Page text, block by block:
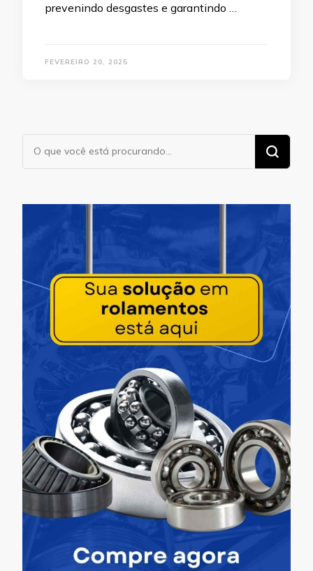
prevenindo desgastes e garantindo …
FEVEREIRO 20, 2025
Procurando
algo?